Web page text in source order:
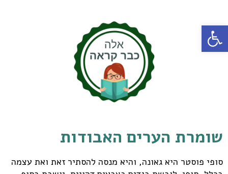
פתח סרגל נגישות
שומרת הערים האבודות
סופי פוסטר היא גאונה, והיא מנסה להסתיר זאת ואת עצמה